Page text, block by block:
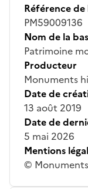
Référence
PM59009136
Nom de la
Patrimoine
Producteur
Monuments
Date de
13 août 2019
Date de
5 mai 2026
Mentions
©